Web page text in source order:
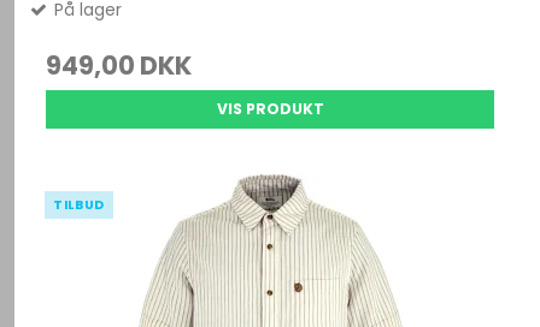
På lager
949,00 DKK
VIS PRODUKT
TILBUD